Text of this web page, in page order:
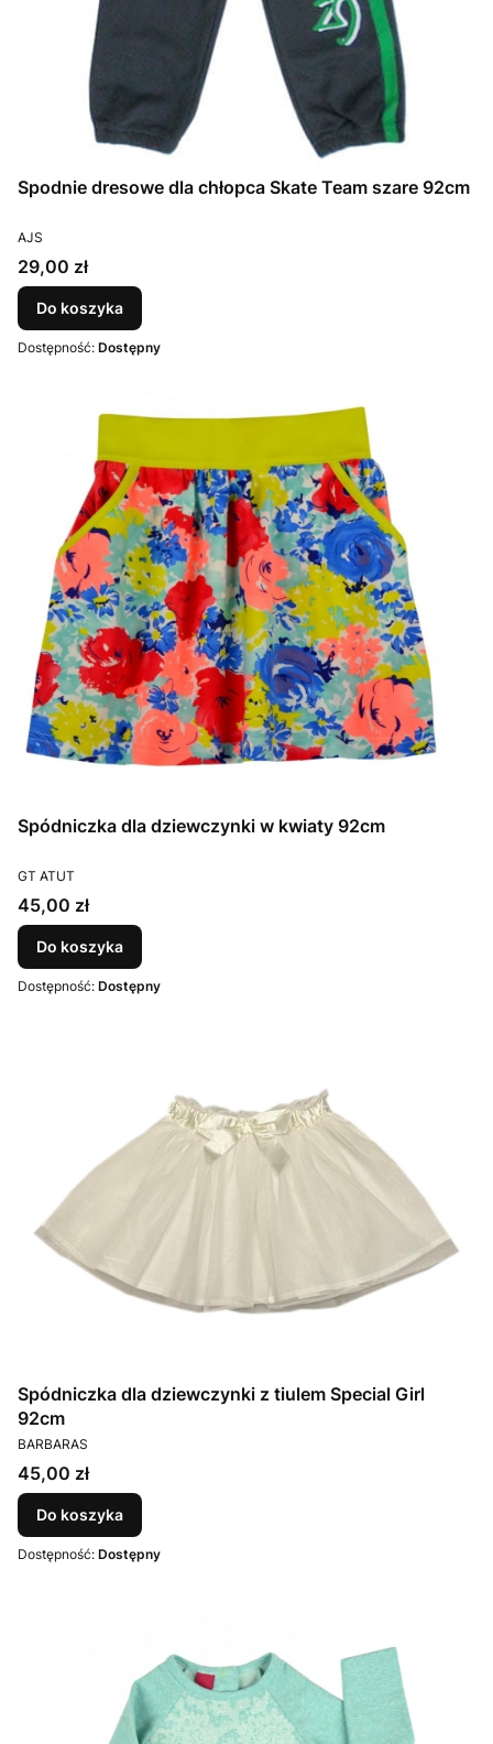
Spodnie dresowe dla chłopca Skate Team szare 92cm
PRODUCENT
AJS
Cena
29,00 zł
Do koszyka
Dostępność: Dostępny
Spódniczka dla dziewczynki w kwiaty 92cm
PRODUCENT
GT ATUT
Cena
45,00 zł
Do koszyka
Dostępność: Dostępny
Spódniczka dla dziewczynki z tiulem Special Girl
92cm
PRODUCENT
BARBARAS
Cena
45,00 zł
Do koszyka
Dostępność: Dostępny